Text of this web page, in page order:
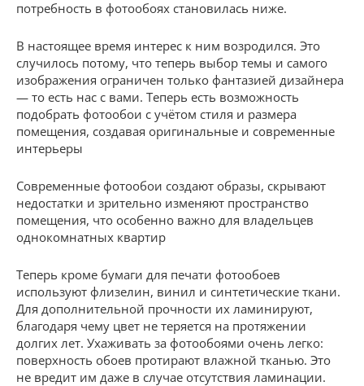
потребность в фотообоях становилась ниже.
В настоящее время интерес к ним возродился. Это
случилось потому, что теперь выбор темы и самого
изображения ограничен только фантазией дизайнера
— то есть нас с вами. Теперь есть возможность
подобрать фотообои с учётом стиля и размера
помещения, создавая оригинальные и современные
интерьеры
Современные фотообои создают образы, скрывают
недостатки и зрительно изменяют пространство
помещения, что особенно важно для владельцев
однокомнатных квартир
Теперь кроме бумаги для печати фотообоев
используют флизелин, винил и синтетические ткани.
Для дополнительной прочности их ламинируют,
благодаря чему цвет не теряется на протяжении
долгих лет. Ухаживать за фотообоями очень легко:
поверхность обоев протирают влажной тканью. Это
не вредит им даже в случае отсутствия ламинации.